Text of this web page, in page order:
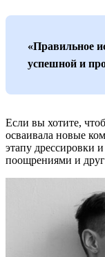
«Правильное
успешной и
Если вы хотите,
осваивала новые
этапу дрессировки
поощрениями и